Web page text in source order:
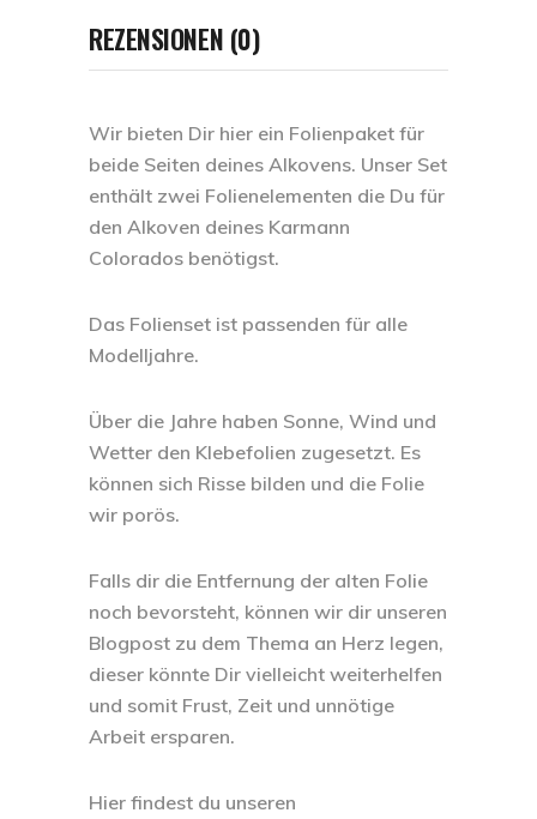
REZENSIONEN (0)
Wir bieten Dir hier ein Folienpaket für
beide Seiten deines Alkovens. Unser Set
enthält zwei Folienelementen die Du für
den Alkoven deines Karmann
Colorados benötigst.
Das Folienset ist passenden für alle
Modelljahre.
Über die Jahre haben Sonne, Wind und
Wetter den Klebefolien zugesetzt. Es
können sich Risse bilden und die Folie
wir porös.
Falls dir die Entfernung der alten Folie
noch bevorsteht, können wir dir unseren
Blogpost zu dem Thema an Herz legen,
dieser könnte Dir vielleicht weiterhelfen
und somit Frust, Zeit und unnötige
Arbeit ersparen.
Hier findest du unseren